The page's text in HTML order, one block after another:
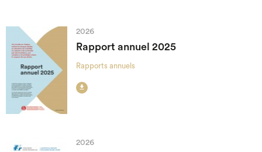
2026
Rapport annuel 2025
Rapports annuels

2026